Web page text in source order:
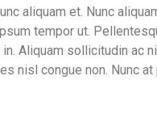
aliquam et. Nunc
tempor ut.
Aliquam sollicitudin ac
nisl congue non. Nunc at